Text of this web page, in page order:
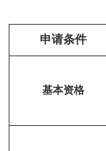
申请条件
基本资格